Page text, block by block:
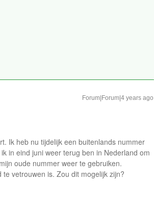
Forum|Forum|4 years ago
Ik heb nu tijdelijk een buitenlands nummer
in eind juni weer terug ben in Nederland om
oude nummer weer te gebruiken.
vetrouwen is. Zou dit mogelijk zijn?